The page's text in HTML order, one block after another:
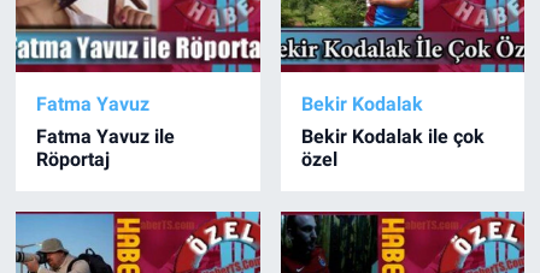
Fatma Yavuz
Fatma Yavuz ile
Röportaj
Bekir Kodalak
Bekir Kodalak ile çok
özel